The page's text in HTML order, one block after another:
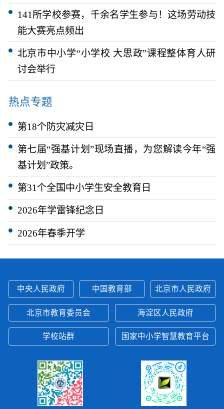
141所学校参赛，千余名学生参与！这场劳动技
能大赛亮点频出
北京市中小学“小学校 大思政”课程整体育人研
讨会举行
热点专题
第18个防灾减灾日
第七届“强基计划”现场直播，为您解读今年“强
基计划”政策。
第31个全国中小学生安全教育日
2026年学雷锋纪念日
2026年春季开学
中央人民政府 中国教育部 北京市人民政府
北京市教育委员会 海淀区人民政府
学校站群 国家中小学智慧教育平台